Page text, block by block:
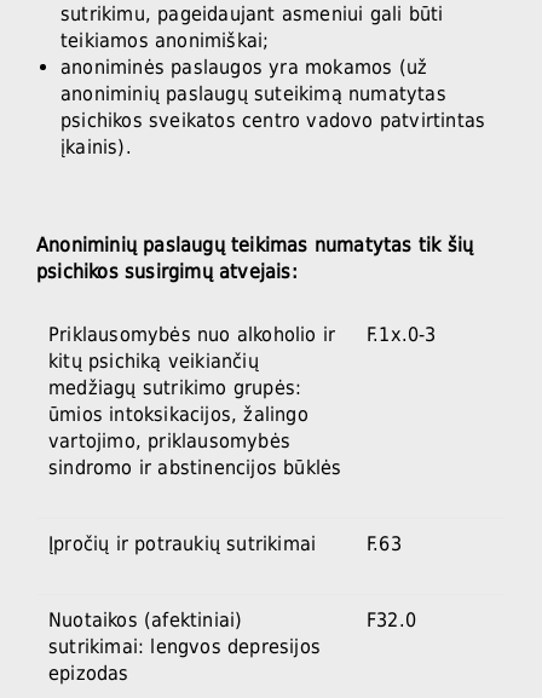
sutrikimu, pageidaujant asmeniui gali būti
teikiamos anonimiškai;
anoniminės paslaugos yra mokamos (už
anoniminių paslaugų suteikimą numatytas
psichikos sveikatos centro vadovo patvirtintas
įkainis).
Anoniminių paslaugų teikimas numatytas tik šių
psichikos susirgimų atvejais:
Priklausomybės nuo alkoholio ir
kitų psichiką veikiančių
medžiagų sutrikimo grupės:
ūmios intoksikacijos, žalingo
vartojimo, priklausomybės
sindromo ir abstinencijos būklės
F.1x.0-3
Įpročių ir potraukių sutrikimai F.63
Nuotaikos (afektiniai)
sutrikimai: lengvos depresijos
epizodas
F32.0